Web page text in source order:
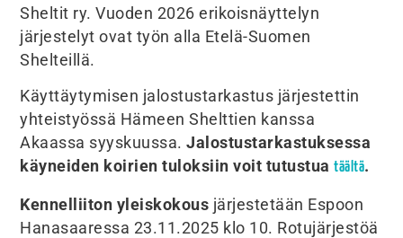
Sheltit ry. Vuoden 2026 erikoisnäyttelyn
järjestelyt ovat työn alla Etelä-Suomen
Shelteillä.
Käyttäytymisen jalostustarkastus järjestettin
yhteistyössä Hämeen Shelttien kanssa
Akaassa syyskuussa.Jalostustarkastuksessa
käyneiden koirien tuloksiin voit tutustuatäältä.
Kennelliiton yleiskokous järjestetään Espoon
Hanasaaressa 23.11.2025 klo 10. Rotujärjestöä